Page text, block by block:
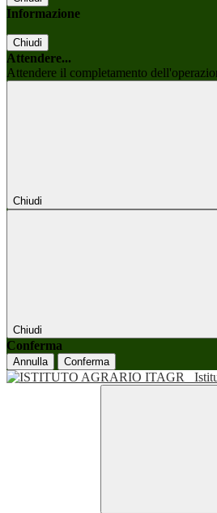
Informazione
Chiudi
Attendere...
Attendere il completamento
Chiudi
Chiudi
Conferma
Annulla Conferma